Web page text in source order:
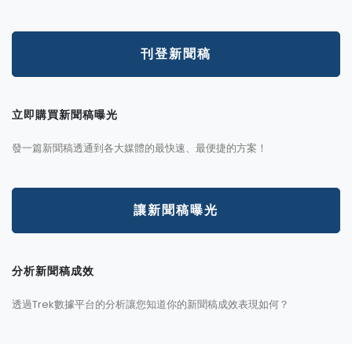
刊登新聞稿
立即購買新聞稿曝光
發一篇新聞稿透通到各大媒體的最快速、最便捷的方案！
讓新聞稿曝光
分析新聞稿成效
透過Trek數據平台的分析讓您知道你的新聞稿成效表現如何？